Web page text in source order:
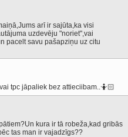
arī ir sajūta,ka visi
uzdevēju "noriet",vai
pacelt savu pašapziņu uz citu
tpc jāpaliek bez attieciibam..🤷🏻
kura ir tā robeža,kad gribās
tas man ir vajadzīgs??